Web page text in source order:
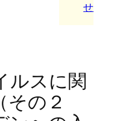
せ
ルスに関
その２